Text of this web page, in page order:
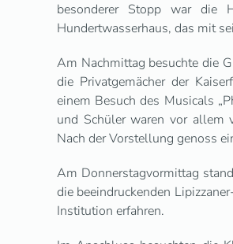
besonderer Stopp war die
Hundertwasserhaus, das mit
Am Nachmittag besuchte die
die Privatgemächer der
einem Besuch des Musicals
und Schüler waren vor allem
Nach der Vorstellung genoss
Am Donnerstagvormittag
die beeindruckenden
Institution erfahren.